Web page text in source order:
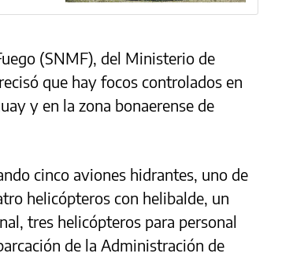
(SNMF), del Ministerio de
que hay focos controlados en
y en la zona bonaerense de
cinco aviones hidrantes, uno de
helicópteros con helibalde, un
tres helicópteros para personal
de la Administración de